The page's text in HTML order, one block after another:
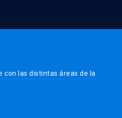
con las distintas áreas de la